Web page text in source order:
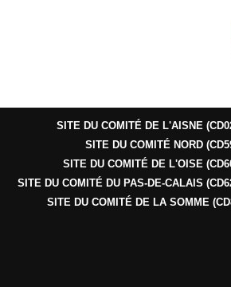
SITE DU COMITÉ DE L'AISNE
SITE DU COMITÉ NORD
SITE DU COMITÉ DE L'OISE
SITE DU COMITÉ DU PAS-DE-CALAIS
SITE DU COMITÉ DE LA SOMME